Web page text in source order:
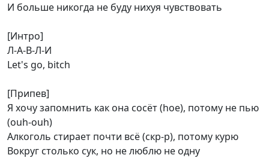
И больше никогда не буду нихуя чувствовать
[Интро]
Л-А-В-Л-И
Let's go, bitch
[Припев]
Я хочу запомнить как она сосёт (hoe), потому не пью
(ouh-ouh)
Алкоголь стирает почти всё (скр-р), потому курю
Вокруг столько сук, но не люблю не одну